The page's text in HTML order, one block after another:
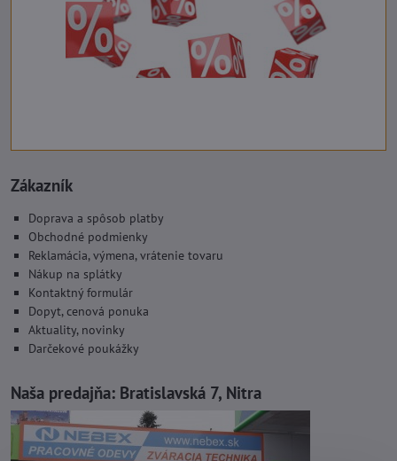
Zákazník
Doprava a spôsob platby
Obchodné podmienky
Reklamácia, výmena, vrátenie tovaru
Nákup na splátky
Kontaktný formulár
Dopyt, cenová ponuka
Aktuality, novinky
Darčekové poukážky
Naša predajňa: Bratislavská 7, Nitra